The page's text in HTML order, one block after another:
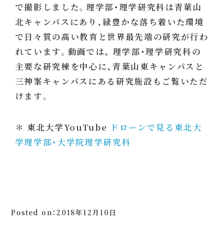
で撮影しました。理学部・理学研究科は青葉山
北キャンパスにあり、緑豊かな落ち着いた環境
で日々質の高い教育と世界最先端の研究が行わ
れています。動画では、 理学部・理学研究科の
主要な研究棟を中心に、青葉山東キャンパスと
三神峯キャンパスにある研究施設もご覧いただ
けます。
＊ 東北大学YouTube ドローンで見る東北大
学理学部・大学院理学研究科
Posted on：2018年12月10日